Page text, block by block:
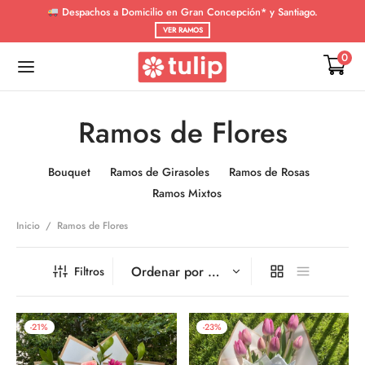
Despachos a Domicilio en Gran Concepción* y Santiago.
VER RAMOS
0
Ramos de Flores
Bouquet Ramos de Girasoles
Ramos de Rosas
Ramos Mixtos
Inicio / Ramos de Flores
Filtros
-21% -23%
De vuelta
De vuelta
de Girasoles
Mixtos